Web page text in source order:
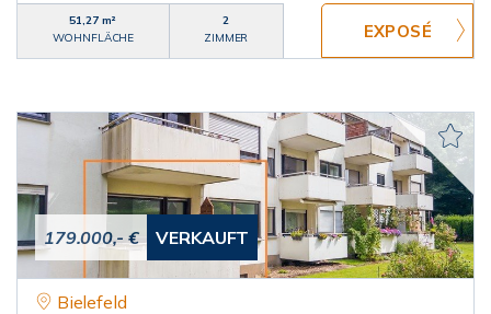
51,27 m²
WOHNFLÄCHE
2
ZIMMER
179.000,- € VERKAUFT
Bielefeld